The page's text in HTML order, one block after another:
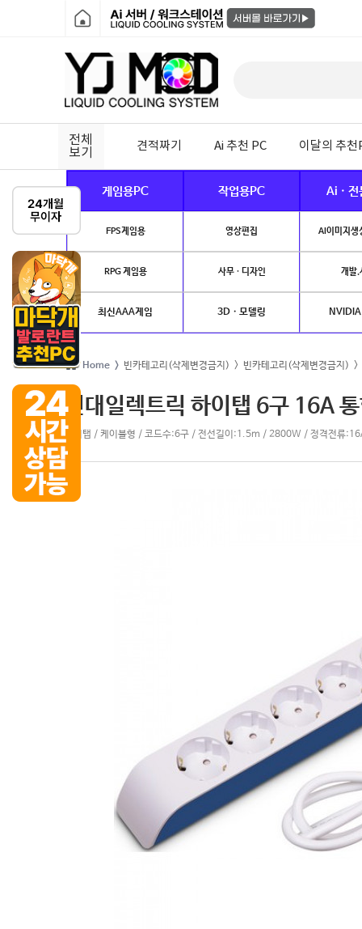
전체
보기
견적짜기 Ai 추천 PC 이달의 추천
게임용PC 작업용PC Ai · 전
FPS게임용 영상편집 AI이미지생
RPG 게임용 사무 · 디자인 개발.
최신AAA게임 3D · 모델링
Home > 빈카테고리(삭제변경금지) > 빈카테고리(삭제변경금지) >
현대일렉트릭 하이탭 6구 16A
멀티탭 / 케이블형 / 코드수:6구 / 전선길이:1.5m / 2800W / 정격전류